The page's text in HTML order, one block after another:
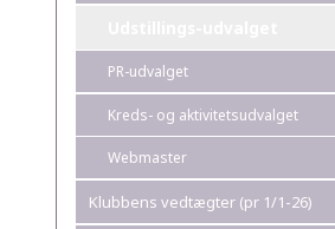
PR-udvalget
Kreds- og aktivitetsudvalget
Webmaster
Klubbens vedtægter (pr 1/1-26)